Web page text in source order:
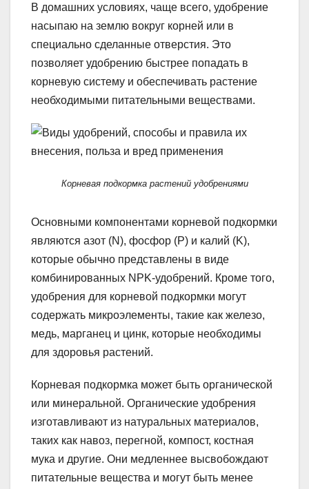
В домашних условиях, чаще всего, удобрение
насыпаю на землю вокруг корней или в
специально сделанные отверстия. Это
позволяет удобрению быстрее попадать в
корневую систему и обеспечивать растение
необходимыми питательными веществами.
Корневая подкормка растений удобрениями
Основными компонентами корневой подкормки
являются азот (N), фосфор (P) и калий (K),
которые обычно представлены в виде
комбинированных NPK-удобрений. Кроме того,
удобрения для корневой подкормки могут
содержать микроэлементы, такие как железо,
медь, марганец и цинк, которые необходимы
для здоровья растений.
Корневая подкормка может быть органической
или минеральной. Органические удобрения
изготавливают из натуральных материалов,
таких как навоз, перегной, компост, костная
мука и другие. Они медленнее высвобождают
питательные вещества и могут быть менее